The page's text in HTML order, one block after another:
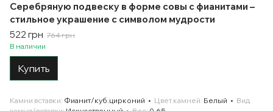
Серебряную подвеску в форме совы с фианитами –
стильное украшение с символом мудрости
522 грн 764 грн
В наличии
Купить
Камни вставки Фианит/куб.цирконий Цвет камней Белый
Вид